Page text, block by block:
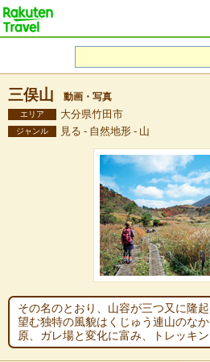
三俣山 動画・写真
エリア 大分県竹田市
ジャンル 見る - 自然地形 - 山
その名のとおり、山容が三つ又に隆
望む独特の風貌はくじゅう連山のな
原、ガレ場と変化に富み、トレッキン